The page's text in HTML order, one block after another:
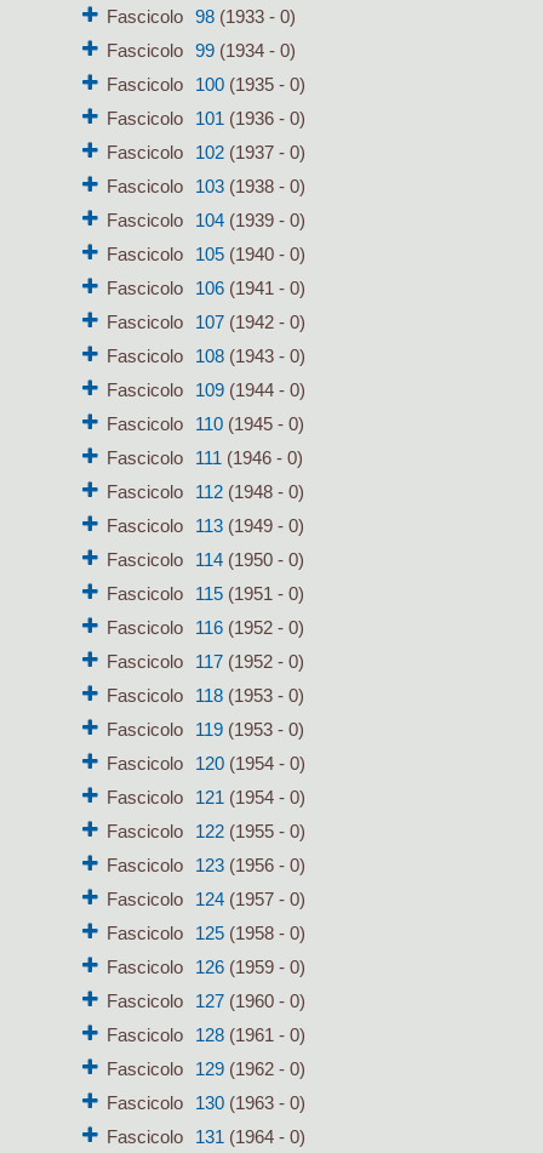
Fascicolo
98(1933 - 0)
Fascicolo
99(1934 - 0)
Fascicolo
100(1935 - 0)
Fascicolo
101 (1936 - 0)
Fascicolo
102(1937 - 0)
Fascicolo
103(1938 - 0)
Fascicolo
104(1939 - 0)
Fascicolo
105(1940 - 0)
Fascicolo
106(1941 - 0)
Fascicolo
107(1942 - 0)
Fascicolo
108(1943 - 0)
Fascicolo
109(1944 - 0)
Fascicolo
110(1945 - 0)
Fascicolo
111 (1946 - 0)
Fascicolo
112(1948 - 0)
Fascicolo
113(1949 - 0)
Fascicolo
114(1950 - 0)
Fascicolo
115(1951 - 0)
Fascicolo
116(1952 - 0)
Fascicolo
117(1952 - 0)
Fascicolo
118(1953 - 0)
Fascicolo
119(1953 - 0)
Fascicolo
120(1954 - 0)
Fascicolo
121 (1954 - 0)
Fascicolo
122(1955 - 0)
Fascicolo
123(1956 - 0)
Fascicolo
124(1957 - 0)
Fascicolo
125(1958 - 0)
Fascicolo
126(1959 - 0)
Fascicolo
127(1960 - 0)
Fascicolo
128(1961 - 0)
Fascicolo
129(1962 - 0)
Fascicolo
130(1963 - 0)
Fascicolo
131 (1964 - 0)